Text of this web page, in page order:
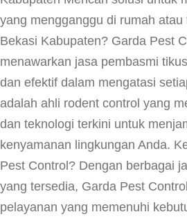
yang mengganggu di rumah
Bekasi Kabupaten? Garda Pest
menawarkan jasa pembasmi
dan efektif dalam mengatasi
adalah ahli rodent control yang
dan teknologi terkini untuk
kenyamanan lingkungan Anda.
Pest Control? Dengan berbagai
yang tersedia, Garda Pest
pelayanan yang memenuhi